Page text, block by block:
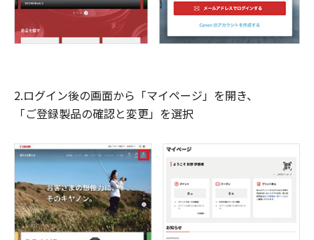
2.ログイン後の画面から「マイページ」を開き、
「ご登録製品の確認と変更」を選択